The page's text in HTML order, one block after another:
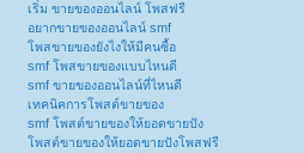
เริ่ม ขายของออนไลน์ โพสฟรี
อยากขายของออนไลน์ smf
โพสขายของยังไงให้มีคนซื้อ
smf โพสขายของแบบไหนดี
smf ขายของออนไลน์ที่ไหนดี
เทคนิคการโพสต์ขายของ
smf โพสต์ขายของให้ยอดขายปัง
โพสต์ขายของให้ยอดขายปังโพสฟรี